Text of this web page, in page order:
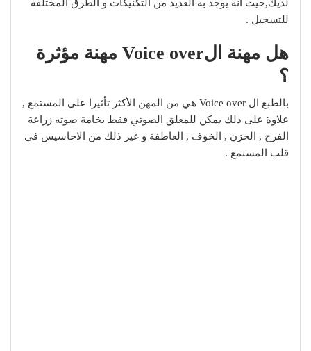
لديك,حيث أنه يوجد به العديد من التكنيكات و الطرق المختلفة
للتسجيل .
هل مهنة الVoice over مهنة مؤثرة
؟
بالطبع ال Voice over هي من المهن الأكثر تأثيرا على المستمع ,
علاوة على ذلك يمكن للمعلق الصوتي فقط بخامة صوته زراعة
الفرح , الحزن , الخوف , العاطفة و غير ذلك من الاحاسيس في
قلب المستمع .